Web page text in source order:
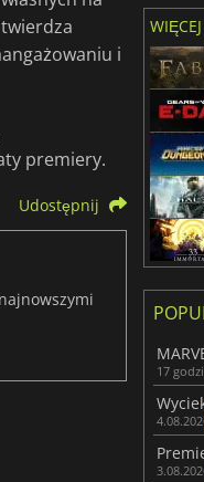
i
premiery.
Udostępnij
17